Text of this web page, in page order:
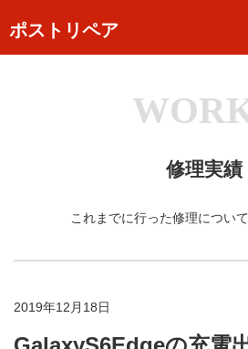
ポストリペア
修理実績
これまでに行った修理につい
2019年12月18日